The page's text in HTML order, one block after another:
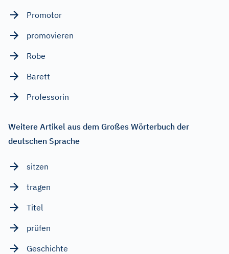
Promotor
promovieren
Robe
Barett
Professorin
Weitere Artikel aus dem Großes Wörterbuch der
deutschen Sprache
sitzen
tragen
Titel
prüfen
Geschichte